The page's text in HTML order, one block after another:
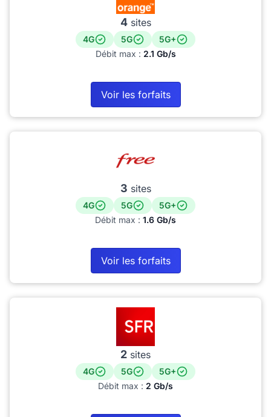
4sites
4G 5G
5G+
Débit max : 2.1 Gb/s
Voir les forfaits
3 sites
4G 5G
5G+
Débit max : 1.6 Gb/s
Voir les forfaits
2 sites
4G 5G
5G+
Débit max : 2 Gb/s